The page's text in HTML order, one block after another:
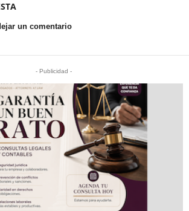
un comentario
- Publicidad -